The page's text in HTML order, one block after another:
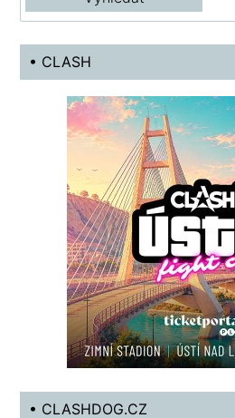
• CLASH
• CLASHDOG.CZ